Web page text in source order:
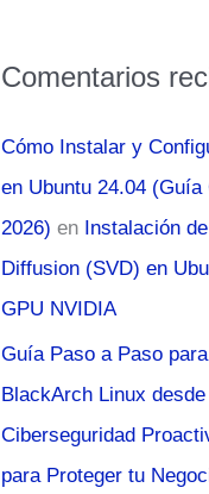
Comentarios
Cómo Instalar y
en Ubuntu 24.04 (Guía
2026) en Instalación
Diffusion (SVD) en
GPU NVIDIA
Guía Paso a Paso
BlackArch Linux
Ciberseguridad
para Proteger tu